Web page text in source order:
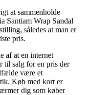
at sammenholde
Santiam Wrap Sandal
således at man er
pris.
af at en internet
til salg for en pris der
være et
Køb med kort er
dig som køber